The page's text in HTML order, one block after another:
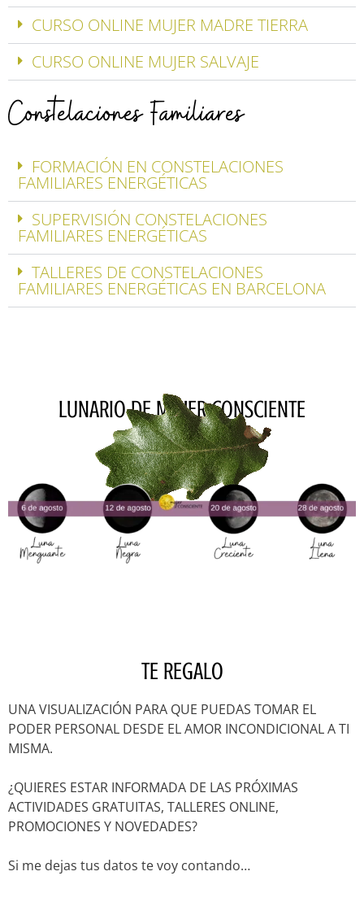
CURSO ONLINE MUJER MADRE TIERRA
CURSO ONLINE MUJER SALVAJE
Constelaciones Familiares
FORMACIÓN EN CONSTELACIONES
FAMILIARES ENERGÉTICAS
SUPERVISIÓN CONSTELACIONES
FAMILIARES ENERGÉTICAS
TALLERES DE CONSTELACIONES
FAMILIARES ENERGÉTICAS EN BARCELONA
LUNARIO DE MUJER CONSCIENTE
TE REGALO
UNA VISUALIZACIÓN PARA QUE PUEDAS TOMAR EL
PODER PERSONAL DESDE EL AMOR INCONDICIONAL A TI
MISMA.
¿QUIERES ESTAR INFORMADA DE LAS PRÓXIMAS
ACTIVIDADES GRATUITAS, TALLERES ONLINE,
PROMOCIONES Y NOVEDADES?
Si me dejas tus datos te voy contando…